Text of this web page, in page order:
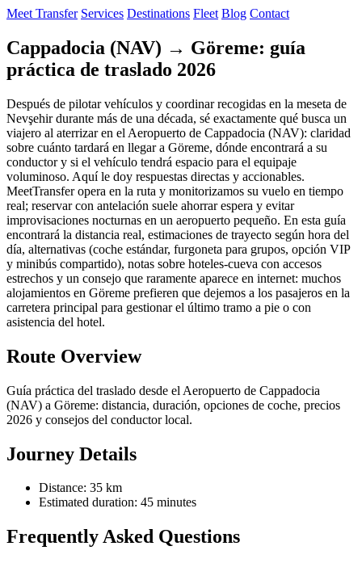
Meet Transfer Services Destinations Fleet Blog Contact
Cappadocia (NAV) → Göreme: guía
práctica de traslado 2026
Después de pilotar vehículos y coordinar recogidas en la meseta de
Nevşehir durante más de una década, sé exactamente qué busca un
viajero al aterrizar en el Aeropuerto de Cappadocia (NAV): claridad
sobre cuánto tardará en llegar a Göreme, dónde encontrará a su
conductor y si el vehículo tendrá espacio para el equipaje
voluminoso. Aquí le doy respuestas directas y accionables.
MeetTransfer opera en la ruta y monitorizamos su vuelo en tiempo
real; reservar con antelación suele ahorrar espera y evitar
improvisaciones nocturnas en un aeropuerto pequeño. En esta guía
encontrará la distancia real, estimaciones de trayecto según hora del
día, alternativas (coche estándar, furgoneta para grupos, opción VIP
y minibús compartido), notas sobre hoteles-cueva con accesos
estrechos y un consejo que raramente aparece en internet: muchos
alojamientos en Göreme prefieren que dejemos a los pasajeros en la
carretera principal para gestionar el último tramo a pie o con
asistencia del hotel.
Route Overview
Guía práctica del traslado desde el Aeropuerto de Cappadocia
(NAV) a Göreme: distancia, duración, opciones de coche, precios
2026 y consejos del conductor local.
Journey Details
Distance: 35 km
Estimated duration: 45 minutes
Frequently Asked Questions